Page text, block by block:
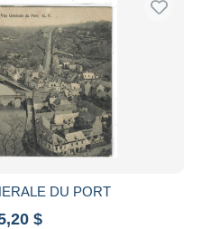
DU PORT
$